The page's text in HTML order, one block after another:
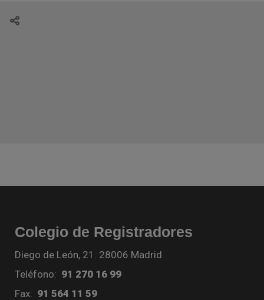
Colegio de Registradores
Diego de León, 21. 28006 Madrid
Teléfono: 91 270 16 99
Fax: 91 564 11 59